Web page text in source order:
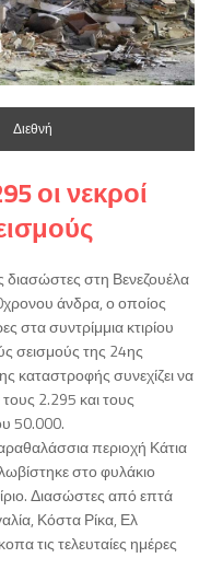
Διεθνή
οι νεκροί
διασώστες στη Βενεζουέλα
άνδρα, ο οποίος
στα συντρίμμια κτιρίου
σεισμούς της 24ης
καταστροφής συνεχίζει να
2.295 και τους
50.000.
περιοχή Κάτια
στο φυλάκιο
Διασώστες από επτά
Κόστα Ρίκα, Ελ
τις τελευταίες ημέρες